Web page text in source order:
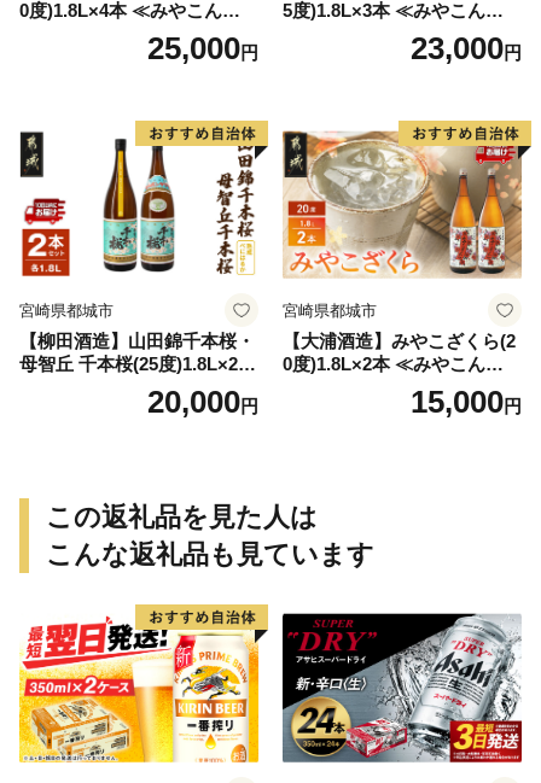
0度)1.8L×4本 ≪みやこんじょ
特急便≫_AD-077125,000円
5度)1.8L×3本 ≪みやこんじょ
特急便≫_23-07-K03P-1800-3
23,000円
宮崎県都城市
【柳田酒造】山田錦千本桜・
母智丘 千本桜(25度)1.8L×2本
≪みやこんじょ特急便≫_AC
20,000円
宮崎県都城市
【大浦酒造】みやこざくら(2
0度)1.8L×2本 ≪みやこんじょ
特急便≫_MJ-077115,000円
この返礼品を見た人は
こんな返礼品も見ています